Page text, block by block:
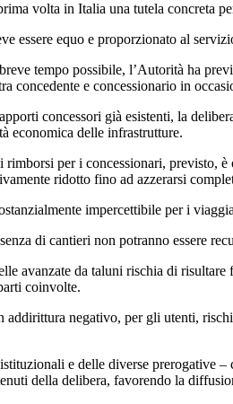
volta in Italia una tutela concreta
essere equo e proporzionato al
tempo possibile, l’Autorità ha
concedente e concessionario in
concessori già esistenti, la
economica delle infrastrutture.
per i concessionari, previsto,
ridotto fino ad azzerarsi
impercettibile per i
di cantieri non potranno essere
avanzate da taluni rischia di
coinvolte.
negativo, per gli utenti,
e delle diverse
della delibera, favorendo la